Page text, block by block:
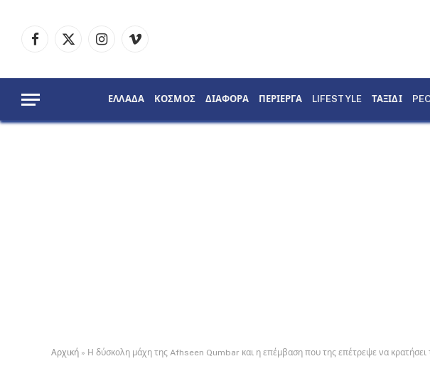
Facebook
X
InstagramVimeo
ΕΛΛΑΔΑ ΚΟΣΜΟΣ ΔΙΑΦΟΡΑ ΠΕΡΙΕΡΓΑ LIFESTYLE ΤΑΞΙΔΙ
Αρχική » Η δύσκολη μάχη της Afhseen Qumbar και η επέμβαση που της επέτρεψε να κρατήσει